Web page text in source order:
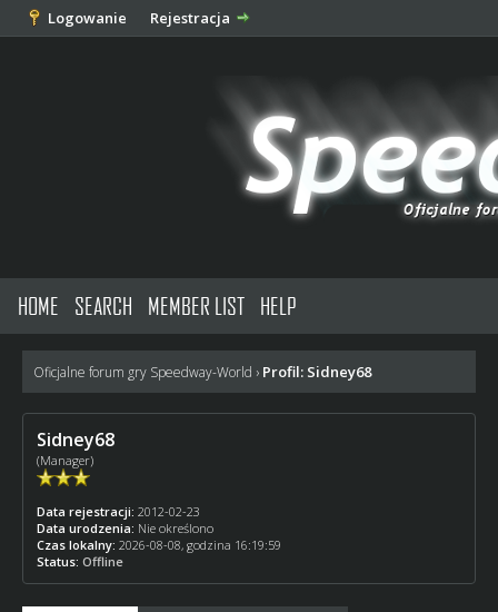
Logowanie Rejestracja
HOME SEARCH MEMBER LIST HELP
Oficjalne forum gry Speedway-World › Profil: Sidney68
Sidney68
(Manager)
Data rejestracji: 2012-02-23
Data urodzenia: Nie określono
Czas lokalny: 2026-08-08, godzina 16:19:59
Status: Offline